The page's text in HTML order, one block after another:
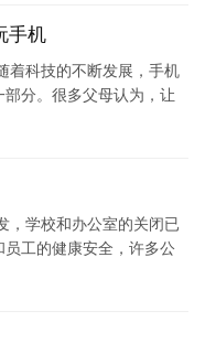
手机
着科技的不断发展，手机
分。很多父母认为，让
，学校和办公室的关闭已
工的健康安全，许多公